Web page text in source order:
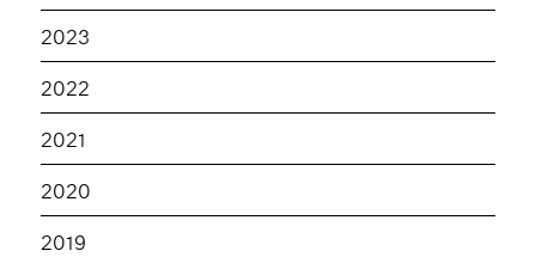
2023
2022
2021
2020
2019